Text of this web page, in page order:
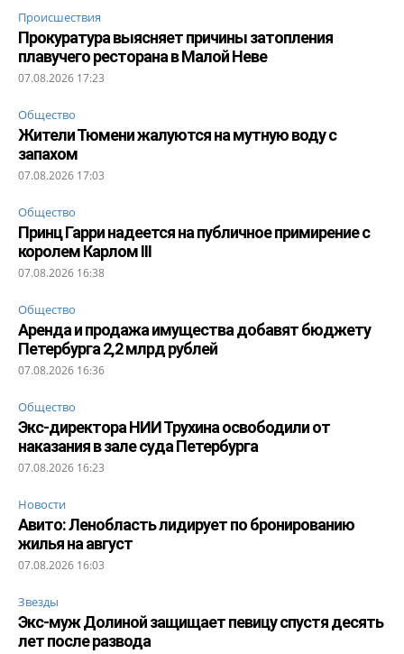
Происшествия
Прокуратура выясняет причины затопления
плавучего ресторана в Малой Неве
07.08.2026 17:23
Общество
Жители Тюмени жалуются на мутную воду с
запахом
07.08.2026 17:03
Общество
Принц Гарри надеется на публичное примирение с
королем Карлом III
07.08.2026 16:38
Общество
Аренда и продажа имущества добавят бюджету
Петербурга 2,2 млрд рублей
07.08.2026 16:36
Общество
Экс-директора НИИ Трухина освободили от
наказания в зале суда Петербурга
07.08.2026 16:23
Новости
Авито: Ленобласть лидирует по бронированию
жилья на август
07.08.2026 16:03
Звезды
Экс-муж Долиной защищает певицу спустя десять
лет после развода